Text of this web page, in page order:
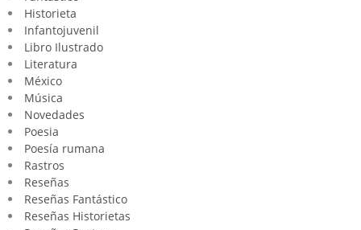
Historieta
Infantojuvenil
Libro Ilustrado
Literatura
México
Música
Novedades
Poesia
Poesía rumana
Rastros
Reseñas
Reseñas Fantástico
Reseñas Historietas